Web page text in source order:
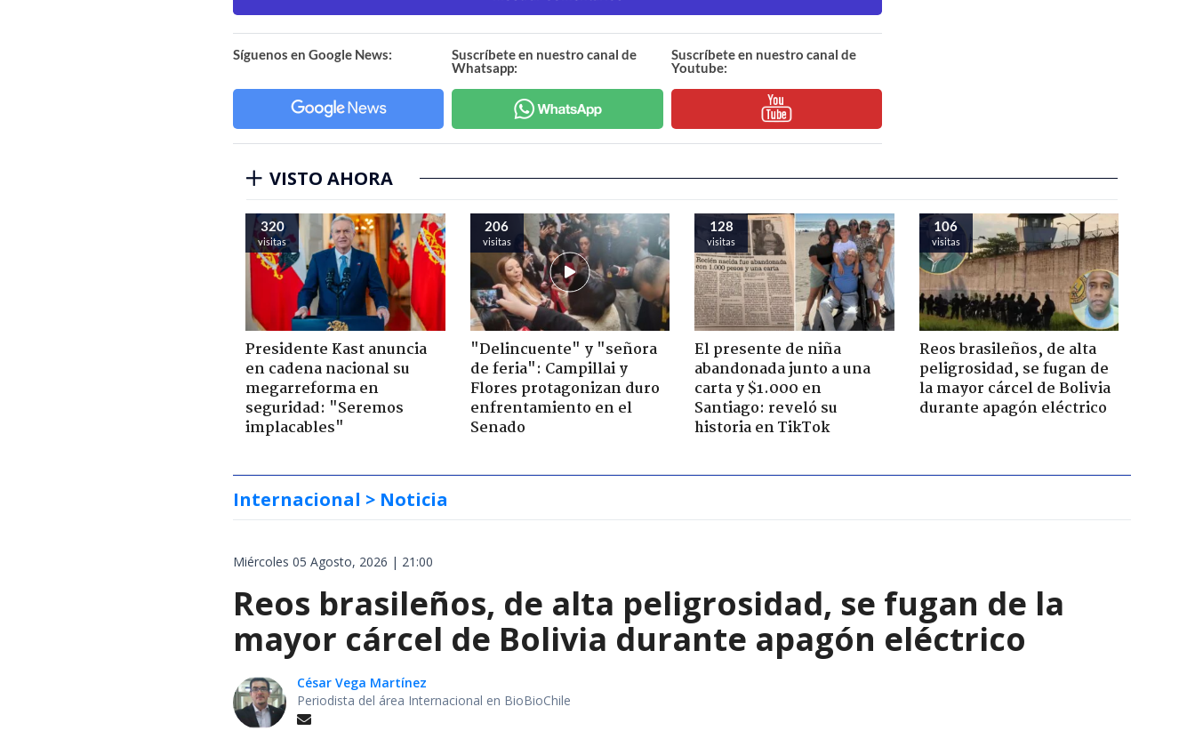
Síguenos en Google News:
Suscríbete en nuestro canal de
Whatsapp:
Suscríbete en nuestro canal de
Youtube:
VISTO AHORA
320
visitas
Presidente Kast anuncia
en cadena nacional su
megarreforma en
seguridad: "Seremos
implacables"
206
visitas
"Delincuente" y "señora
de feria": Campillai y
Flores protagonizan duro
enfrentamiento en el
Senado
128
visitas
El presente de niña
abandonada junto a una
carta y $1.000 en
Santiago: reveló su
historia en TikTok
106
visitas
Reos brasileños, de alta
peligrosidad, se fugan de
la mayor cárcel de Bolivia
durante apagón eléctrico
Internacional > Noticia
Miércoles 05 Agosto, 2026 | 21:00
Reos brasileños, de alta peligrosidad, se fugan de la
mayor cárcel de Bolivia durante apagón eléctrico
César Vega Martínez
Periodista del área Internacional en BioBioChile